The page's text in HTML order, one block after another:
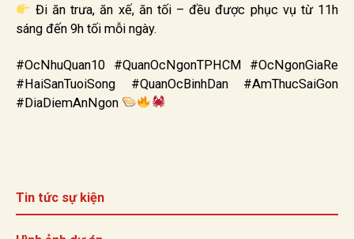
Đi ăn trưa, ăn xế, ăn tối – đều được phục vụ từ 11h
sáng đến 9h tối mỗi ngày.
#OcNhuQuan10 #QuanOcNgonTPHCM #OcNgonGiaRe
#HaiSanTuoiSong #QuanOcBinhDan #AmThucSaiGon
#DiaDiemAnNgon
Tin tức sự kiện